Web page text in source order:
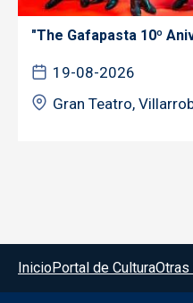
"The Gafapasta 10º
19-08-2026
Gran Teatro,
Menú del pie
InicioPortal de Cultura